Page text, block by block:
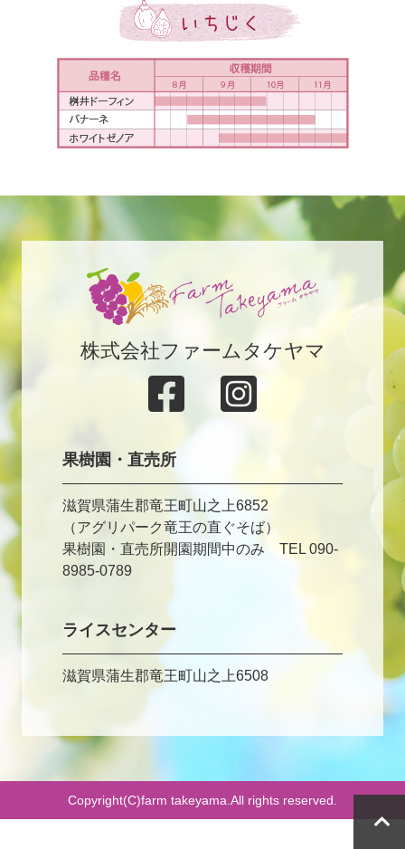
株式会社ファームタケヤマ
果樹園・直売所
滋賀県蒲生郡竜王町山之上6852
（アグリパーク竜王の直ぐそば）
果樹園・直売所開園期間中のみ TEL 090-
8985-0789
ライスセンター
滋賀県蒲生郡竜王町山之上6508
Copyright(C)farm takeyama.All rights reserved.